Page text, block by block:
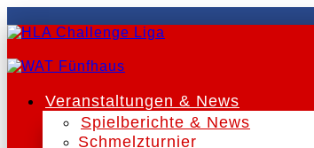
Veranstaltungen & News
Spielberichte & News
Schmelzturnier